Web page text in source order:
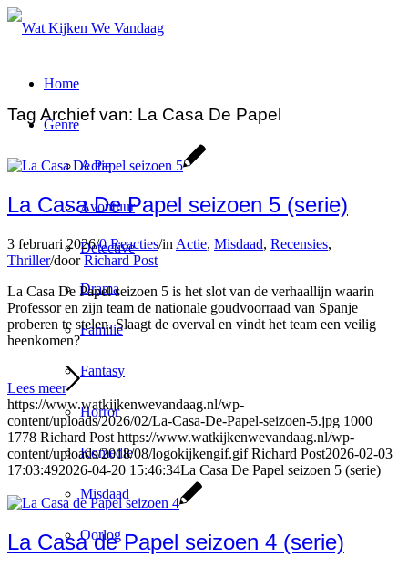
Home
Genre
Actie
Avontuur
Detective
Drama
Familie
Fantasy
Horror
Komedie
Misdaad
Oorlog
Tag Archief van: La Casa De Papel
La Casa De Papel seizoen 5 (serie)
3 februari 2026/0 Reacties/in Actie, Misdaad, Recensies,
Thriller/doorRichard Post
La Casa De Papel seizoen 5 is het slot van de verhaallijn waarin
Professor en zijn team de nationale goudvoorraad van Spanje
proberen te stelen. Slaagt de overval en vindt het team een veilig
heenkomen?
Lees meer
https://www.watkijkenwevandaag.nl/wp-
content/uploads/2026/02/La-Casa-De-Papel-seizoen-5.jpg 1000
1778 Richard Post https://www.watkijkenwevandaag.nl/wp-
content/uploads/2018/08/logokijkengif.gif Richard Post2026-02-03
17:03:492026-04-20 15:46:34La Casa De Papel seizoen 5 (serie)
La Casa de Papel seizoen 4 (serie)